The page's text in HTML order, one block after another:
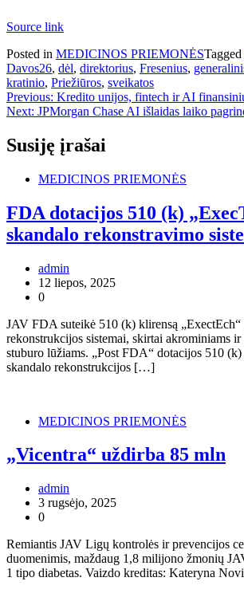
Source link
Posted in MEDICINOS PRIEMONĖSTagged
Davos26, dėl, direktorius, Fresenius,
kratinio, Priežiūros, sveikatos
Navigacija
tarp
įrašų
Previous: Kredito unijos, fintech ir AI
Next: JPMorgan Chase AI išlaidas laiko
Susiję įrašai
MEDICINOS PRIEMONĖS
FDA dotacijos 510 (k)
skandalo rekonstravimo
admin
12 liepos, 2025
0
JAV FDA suteikė 510 (k) klirensą
rekonstrukcijos sistemai, skirtai akrominiams ir
stuburo lūžiams. „Post FDA“ dotacijos 510 (k)
skandalo rekonstrukcijos […]
MEDICINOS PRIEMONĖS
„Vicentra“ uždirba 85 mln
admin
3 rugsėjo, 2025
0
Remiantis JAV Ligų kontrolės ir prevencijos
duomenimis, maždaug 1,8 milijono žmonių
1 tipo diabetas. Vaizdo kreditas: Kateryna